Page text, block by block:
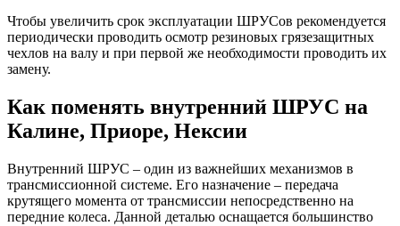
Чтобы увеличить срок эксплуатации ШРУСов рекомендуется
периодически проводить осмотр резиновых грязезащитных
чехлов на валу и при первой же необходимости проводить их
замену.
Как поменять внутренний ШРУС на
Калине, Приоре, Нексии
Внутренний ШРУС – один из важнейших механизмов в
трансмиссионной системе. Его назначение – передача
крутящего момента от трансмиссии непосредственно на
передние колеса. Данной деталью оснащается большинство